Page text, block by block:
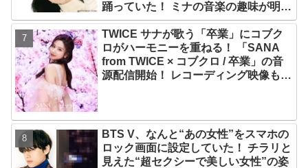
踊っていた！ ミナの音楽の趣味が明ら
かに
TWICE サナが歌う「卒業」にコブク
ロがハーモニーを重ねる！ 「SANA
from TWICE × コブクロ / 卒業」の音
源配信開始！ レコーディング映像も公
BTS V、なんと“あの女性”をスマホの
ロック画面に設定していた！ チラリと
見えた“超セクシーで美しい女性”の姿